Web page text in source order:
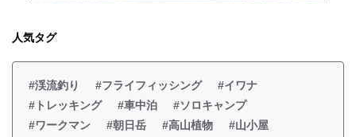
人気タグ
#渓流釣り #フライフィッシング
#イワナ
#トレッキング
#車中泊
#ソロキャンプ
#ワークマン
#朝日岳 #高山植物 #山小屋